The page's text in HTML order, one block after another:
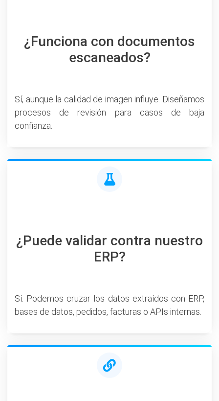
¿Funciona con documentos
escaneados?
Sí, aunque la calidad de imagen influye. Diseñamos
procesos de revisión para casos de baja
confianza.
¿Puede validar contra nuestro
ERP?
Sí. Podemos cruzar los datos extraídos con ERP,
bases de datos, pedidos, facturas o APIs internas.